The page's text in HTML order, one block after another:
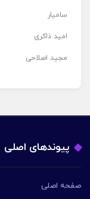
سامیار
امید ذاکری
مجید اصلاحی
پیوندهای اصلی
صفحه اصلی